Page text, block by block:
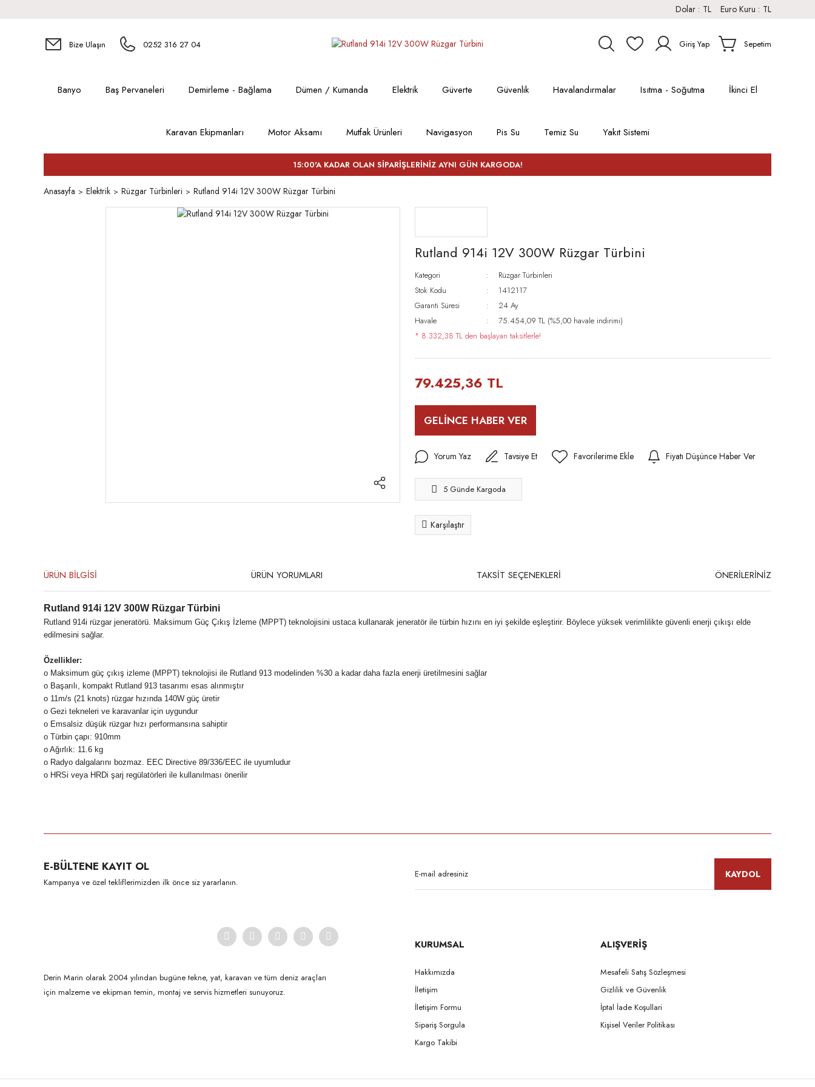
Dolar : TL Euro Kuru : TL
Bize Ulaşın 0252 316 27 04 Giriş Yap Sepetim
Banyo Baş Pervaneleri Demirleme - Bağlama Dümen / Kumanda Elektrik Güverte Güvenlik Havalandırmalar Isıtma - Soğutma İkinci El
Karavan Ekipmanları Motor Aksamı Mutfak Ürünleri Navigasyon Pis Su Temiz Su Yakıt Sistemi
15:00'A KADAR OLAN SİPARİŞLERİNİZ AYNI GÜN KARGODA!
Anasayfa Elektrik Rüzgar Türbinleri Rutland 914i 12V 300W Rüzgar Türbini
Rutland 914i 12V 300W Rüzgar Türbini
Kategori
Rüzgar Türbinleri
Stok Kodu
1412117
Garanti Süresi
24 Ay
Havale
75.454,09 TL (%5,00 havale indirimi)
* 8.332,38 TL den başlayan taksitlerle!
79.425,36 TL
GELİNCE HABER VER
Yorum Yaz Tavsiye Et Fiyatı Düşünce Haber Ver
5 Günde Kargoda
Karşılaştır
ÜRÜN BİLGİSİ ÜRÜN YORUMLARI TAKSİT SEÇENEKLERİ ÖNERİLERİNİZ
Rutland 914i 12V 300W Rüzgar Türbini
Rutland 914i rüzgar jeneratörü. Maksimum Güç Çıkış İzleme (MPPT) teknolojisini ustaca kullanarak jeneratör ile türbin hızını en iyi şekilde eşleştirir. Böylece yüksek verimlilikte güvenli enerji çıkışı elde
edilmesini sağlar.
Özellikler:
o Maksimum güç çıkış izleme (MPPT) teknolojisi ile Rutland 913 modelinden %30 a kadar daha fazla enerji üretilmesini sağlar
o Başarılı, kompakt Rutland 913 tasarımı esas alınmıştır
o 11m/s (21 knots) rüzgar hızında 140W güç üretir
o Gezi tekneleri ve karavanlar için uygundur
o Emsalsiz düşük rüzgar hızı performansına sahiptir
o Türbin çapı: 910mm
o Ağırlık: 11.6 kg
o Radyo dalgalarını bozmaz. EEC Directive 89/336/EEC ile uyumludur
o HRSi veya HRDi şarj regülatörleri ile kullanılması önerilir
Ürün açıklamasında eksik bilgiler bulunuyor.
Ürün bilgilerinde hatalar bulunuyor.
E-BÜLTENE KAYIT OL
Kampanya ve özel tekliflerimizden ilk önce siz yararlanın.
KAYDOL
Derin Marin olarak 2004 yılından bugüne tekne, yat, karavan ve tüm deniz araçları
için malzeme ve ekipman temin, montaj ve servis hizmetleri sunuyoruz.
KURUMSAL
Hakkımızda
İletişim
İletişim Formu
Sipariş Sorgula
Kargo Takibi
ALIŞVERİŞ
Mesafeli Satış Sözleşmesi
Gizlilik ve Güvenlik
İptal İade Koşullari
Kişisel Veriler Politikası